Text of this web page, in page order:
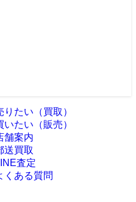
りたい（買取）
いたい（販売）
舗案内
送買取
査定
くある質問